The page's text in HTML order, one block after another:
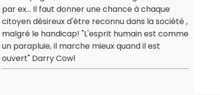
par ex... Il faut donner une chance à chaque
citoyen désireux d'être reconnu dans la société ,
malgré le handicap! "L'esprit humain est comme
un parapluie, il marche mieux quand il est
ouvert" Darry Cowl